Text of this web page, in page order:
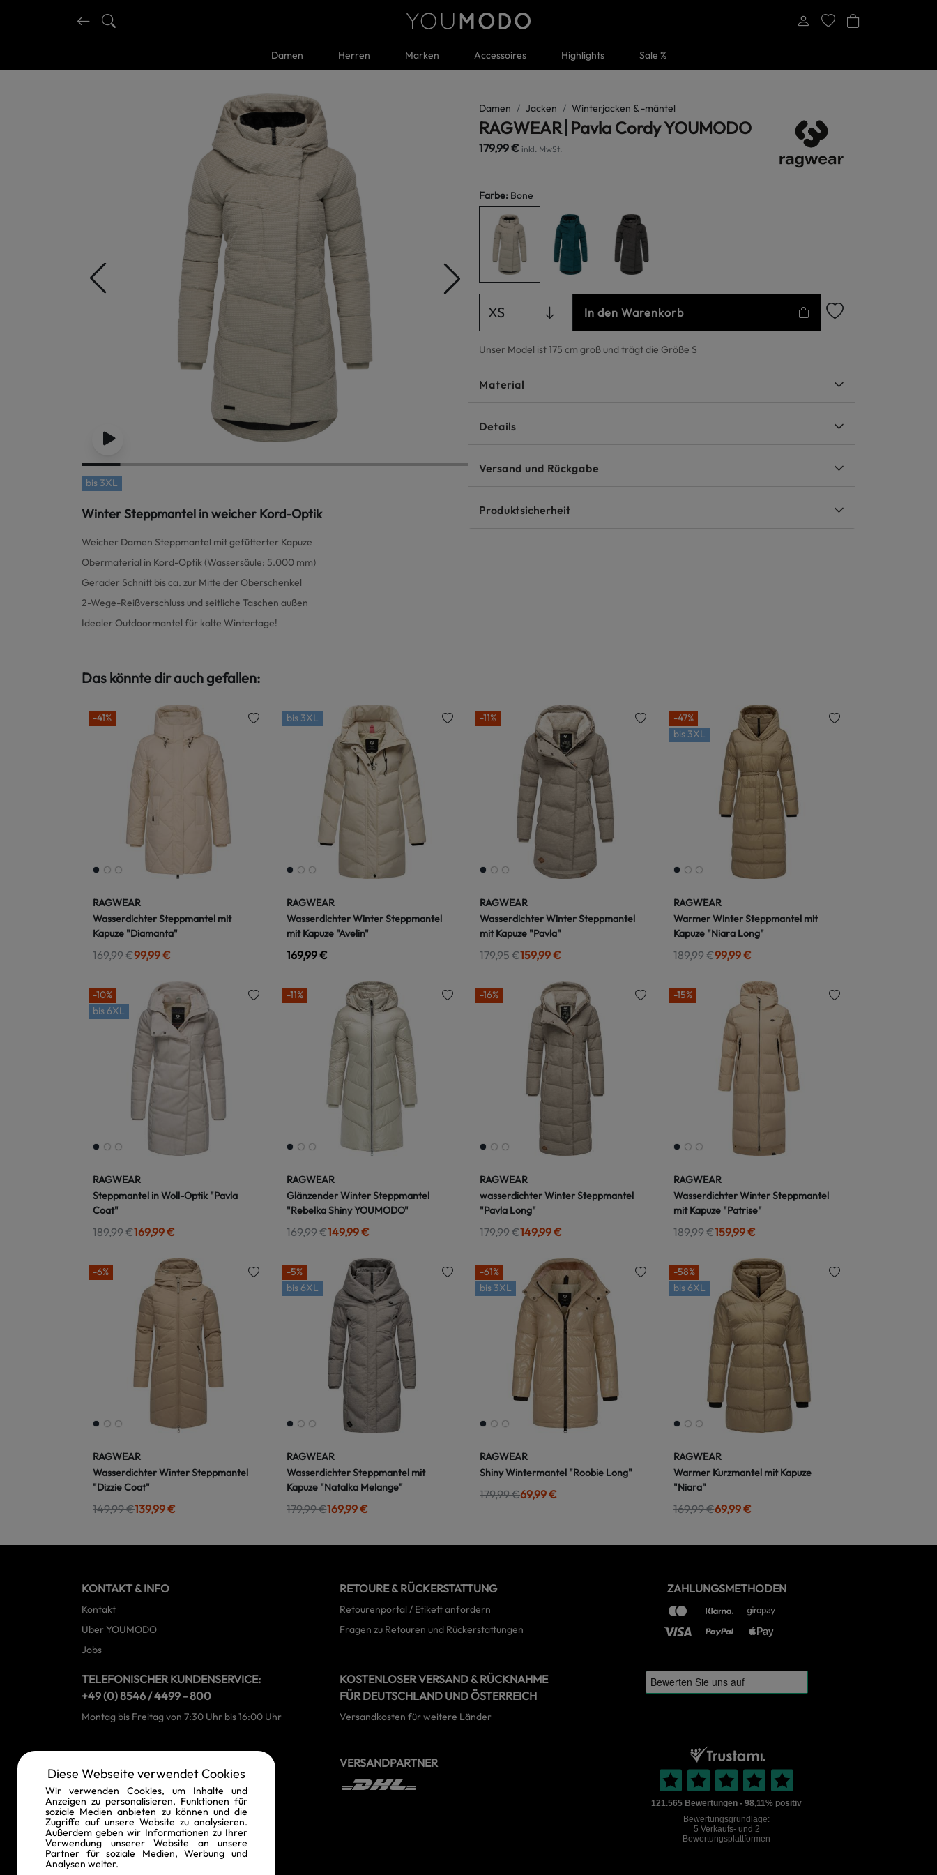
Diese Webseite verwendet Cookies
Wir verwenden Cookies, um Inhalte und
Anzeigen zu personalisieren, Funktionen für
soziale Medien anbieten zu können und die
Zugriffe auf unsere Website zu analysieren.
Außerdem geben wir Informationen zu Ihrer
Verwendung unserer Website an unsere
Partner für soziale Medien, Werbung und
Analysen weiter.
Damen Herren Marken Accessoires Highlights Sale %
bis 3XL
Winter Steppmantel in weicher Kord-Optik
Weicher Damen Steppmantel mit gefütterter Kapuze
Obermaterial in Kord-Optik (Wassersäule: 5.000 mm)
Gerader Schnitt bis ca. zur Mitte der Oberschenkel
2-Wege-Reißverschluss und seitliche Taschen außen
Idealer Outdoormantel für kalte Wintertage!
Damen Jacken Winterjacken & -mäntel
RAGWEAR Pavla Cordy YOUMODO
179,99 € inkl. MwSt.
Farbe: Bone
XS In den Warenkorb
Unser Model ist 175 cm groß und trägt die Größe S
Material
Details
Versand und Rückgabe
Produktsicherheit
Das könnte dir auch gefallen:
-41%
RAGWEAR
Wasserdichter Steppmantel mit
Kapuze "Diamanta"
169,99 €99,99 €
bis 3XL
RAGWEAR
Wasserdichter Winter Steppmantel
mit Kapuze "Avelin"
169,99 €
-11%
RAGWEAR
Wasserdichter Winter Steppmantel
mit Kapuze "Pavla"
179,95 €159,99 €
-47%
bis 3XL
RAGWEAR
Warmer Winter Steppmantel mit
Kapuze "Niara Long"
189,99 €99,99 €
-10%
bis6XL
RAGWEAR
Steppmantel in Woll-Optik "Pavla
Coat"
189,99 €169,99 €
-11%
RAGWEAR
Glänzender Winter Steppmantel
"Rebelka Shiny YOUMODO"
169,99 €149,99 €
-16%
RAGWEAR
wasserdichter Winter Steppmantel
"Pavla Long"
179,99 €149,99 €
-15%
RAGWEAR
Wasserdichter Winter Steppmantel
mit Kapuze "Patrise"
189,99 €159,99 €
-6%
RAGWEAR
Wasserdichter Winter Steppmantel
"Dizzie Coat"
149,99 €139,99 €
-5%
bis6XL
RAGWEAR
Wasserdichter Steppmantel mit
Kapuze "Natalka Melange"
179,99 €169,99 €
-61%
bis 3XL
RAGWEAR
Shiny Wintermantel "Roobie Long"
179,99 €69,99 €
-58%
bis6XL
RAGWEAR
Warmer Kurzmantel mit Kapuze
"Niara"
169,99 €69,99 €
KONTAKT & INFO
Kontakt
Über YOUMODO
Jobs
TELEFONISCHER KUNDENSERVICE:
+49 (0) 8546 / 4499 - 800
Montag bis Freitag von 7:30 Uhr bis 16:00 Uhr
Vertrag widerrufen
Datenschutz
AGB
Impressum
RETOURE & RÜCKERSTATTUNG
Retourenportal / Etikett anfordern
Fragen zu Retouren und Rückerstattungen
KOSTENLOSER VERSAND & RÜCKNAHME
FÜR DEUTSCHLAND UND ÖSTERREICH
Versandkosten für weitere Länder
VERSANDPARTNER
ZAHLUNGSMETHODEN